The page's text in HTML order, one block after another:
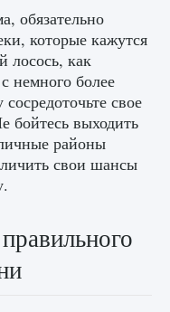
обязательно
которые кажутся
лосось, как
немного более
свое
бойтесь выходить
районы
свои шансы